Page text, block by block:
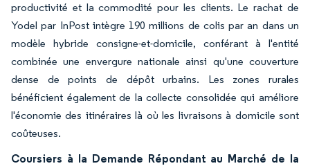
productivité et la commodité pour les clients. Le rachat de
Yodel par InPost intègre 190 millions de colis par an dans un
modèle hybride consigne-et-domicile, conférant à l'entité
combinée une envergure nationale ainsi qu'une couverture
dense de points de dépôt urbains. Les zones rurales
bénéficient également de la collecte consolidée qui améliore
l'économie des itinéraires là où les livraisons à domicile sont
coûteuses.
Coursiers à la Demande Répondant au Marché de la